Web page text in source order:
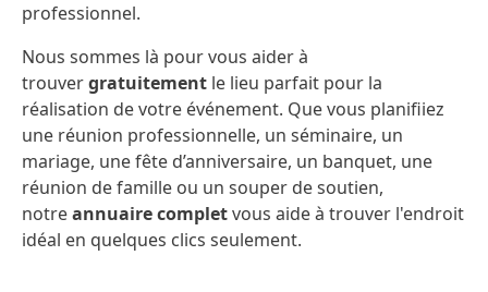
professionnel.
Nous sommes là pour vous aider à
trouvergratuitement le lieu parfait pour la
réalisation de votre événement. Que vous planifiiez
une réunion professionnelle, un séminaire, un
mariage, une fête d’anniversaire, un banquet, une
réunion de famille ou un souper de soutien,
notreannuaire completvous aide à trouver l'endroit
idéal en quelques clics seulement.